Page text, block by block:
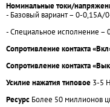
Номинальные токи/
- Базовый вариант – 0-0,15А/
- Специальное исполнение –
Сопротивление контакта
Сопротивление контакта
Усилие нажатия типовое 3-5 Н
Ресурс Более 50 миллионов